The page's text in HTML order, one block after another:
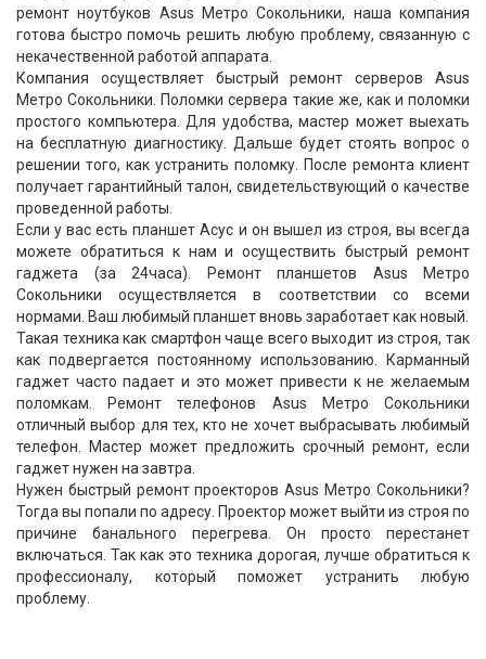
ремонт ноутбуков Asus Метро Сокольники, наша компания
готова быстро помочь решить любую проблему, связанную с
некачественной работой аппарата.
Компания осуществляет быстрый ремонт серверов Asus
Метро Сокольники. Поломки сервера такие же, как и поломки
простого компьютера. Для удобства, мастер может выехать
на бесплатную диагностику. Дальше будет стоять вопрос о
решении того, как устранить поломку. После ремонта клиент
получает гарантийный талон, свидетельствующий о качестве
проведенной работы.
Если у вас есть планшет Асус и он вышел из строя, вы всегда
можете обратиться к нам и осуществить быстрый ремонт
гаджета (за 24часа). Ремонт планшетов Asus Метро
Сокольники осуществляется в соответствии со всеми
нормами. Ваш любимый планшет вновь заработает как новый.
Такая техника как смартфон чаще всего выходит из строя, так
как подвергается постоянному использованию. Карманный
гаджет часто падает и это может привести к не желаемым
поломкам. Ремонт телефонов Asus Метро Сокольники
отличный выбор для тех, кто не хочет выбрасывать любимый
телефон. Мастер может предложить срочный ремонт, если
гаджет нужен на завтра.
Нужен быстрый ремонт проекторов Asus Метро Сокольники?
Тогда вы попали по адресу. Проектор может выйти из строя по
причине банального перегрева. Он просто перестанет
включаться. Так как это техника дорогая, лучше обратиться к
профессионалу, который поможет устранить любую
проблему.